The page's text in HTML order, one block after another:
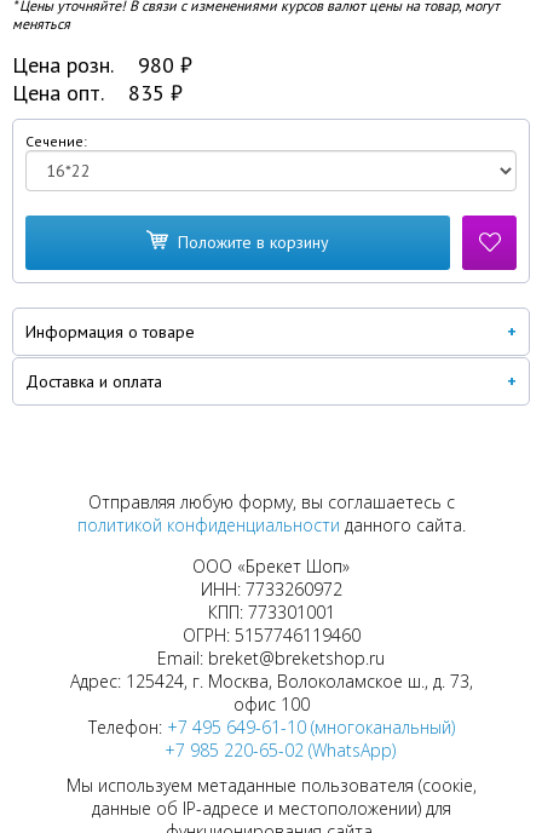
* Цены уточняйте! В связи с изменениями курсов валют цены на товар, могут
меняться
Цена розн. 980 ₽
Цена опт.
835 ₽
Сечение:
Положите в корзину
Информация о товаре
Доставка и оплата
Отправляя любую форму, вы соглашаетесь с
политикой конфиденциальности данного сайта.
ООО «Брекет Шоп»
ИНН: 7733260972
КПП: 773301001
ОГРН: 5157746119460
Email: breket@breketshop.ru
Адрес: 125424, г. Москва, Волоколамское ш., д. 73,
офис 100
Телефон: +7 495 649-61-10 (многоканальный)
+7 985 220-65-02 (WhatsApp)
Мы используем метаданные пользователя (соокіе,
данные об IP-адресе и местоположении) для